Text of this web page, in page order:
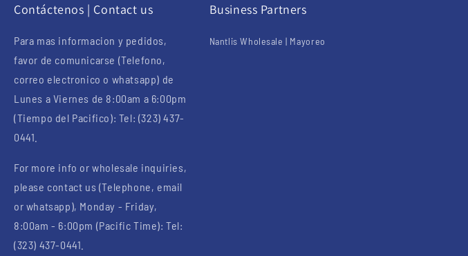
Contáctenos | Contact us
Para mas informacion y pedidos,
favor de comunicarse (Telefono,
correo electronico o whatsapp) de
Lunes a Viernes de 8:00am a 6:00pm
(Tiempo del Pacifico): Tel: (323) 437-
0441.
For more info or wholesale inquiries,
please contact us (Telephone, email
or whatsapp), Monday - Friday,
8:00am - 6:00pm (Pacific Time): Tel:
(323) 437-0441.
Business Partners
Nantlis Wholesale | Mayoreo